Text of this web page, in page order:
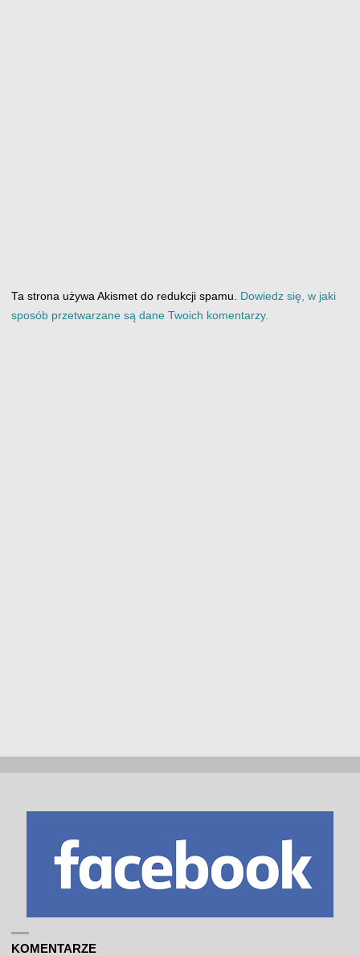
Ta strona używa Akismet do redukcji spamu. Dowiedz się, w jaki
sposób przetwarzane są dane Twoich komentarzy.
KOMENTARZE